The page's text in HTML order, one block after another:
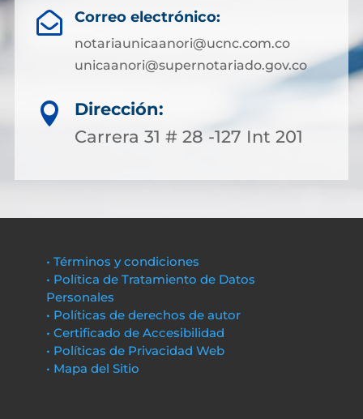
 Correo electrónico:
notariaunicaanori@ucnc.com.co
unicaanori@supernotariado.gov.co

Dirección:
Carrera 31 # 28 -127 Int 201
• Términos y condiciones
• Política de Tratamiento de Datos
Personales
• Políticas de derechos de autor
• Certificado de Accesibilidad
• Políticas de Privacidad Web
• Mapa del Sitio